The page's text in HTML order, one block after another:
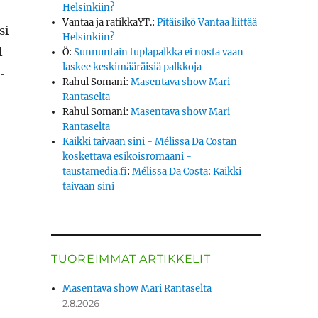
tarvitaan”
Helsinkiin?
Vantaa ja ratikkaYT.:Pitäisikö Vantaa liittää
Helsinkiin?
Ö:Sunnuntain tuplapalkka ei nosta vaan
laskee keskimääräisiä palkkoja
Rahul Somani:Masentava show Mari
Rantaselta
Rahul Somani:Masentava show Mari
Rantaselta
Kaikki taivaan sini - Mélissa Da Costan
koskettava esikoisromaani -
taustamedia.fi:Mélissa Da Costa: Kaikki
taivaan sini
TUOREIMMAT ARTIKKELIT
Masentava show Mari Rantaselta
2.8.2026